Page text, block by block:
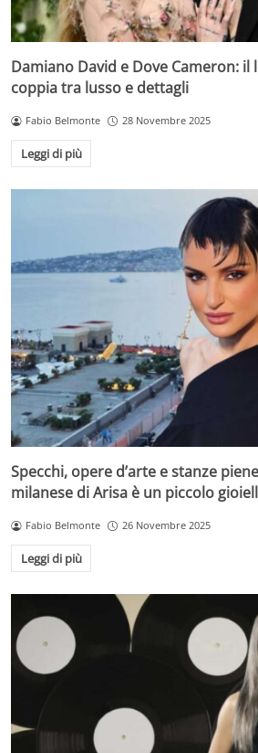
Damiano David e Dove Cameron:
coppia tra lusso e dettagli
Fabio Belmonte 28 Novembre 2025
Leggi di più
Specchi, opere d’arte e stanze
milanese di Arisa è un piccolo
Fabio Belmonte 26 Novembre 2025
Leggi di più